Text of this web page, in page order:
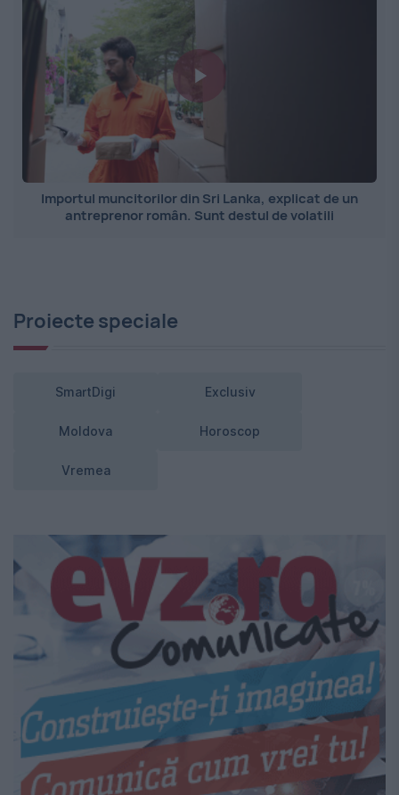
Importul muncitorilor din Sri Lanka, explicat de un
antreprenor român. Sunt destul de volatili
Proiecte speciale
SmartDigi Exclusiv
Moldova Horoscop
Vremea